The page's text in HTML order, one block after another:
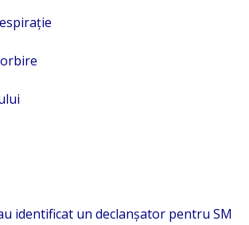
identificat un declanșator pentru SM